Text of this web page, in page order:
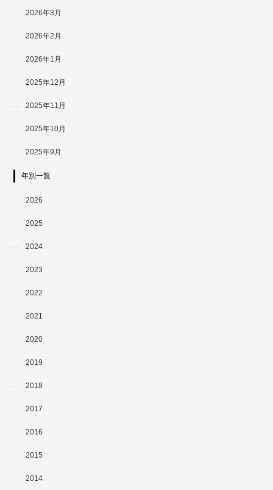
2026年3月
2026年2月
2026年1月
2025年12月
2025年11月
2025年10月
2025年9月
年別一覧
2026
2025
2024
2023
2022
2021
2020
2019
2018
2017
2016
2015
2014